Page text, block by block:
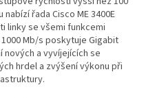
řada Cisco ME 3400E
linky se všemi funkcemi
Mb/s poskytuje Gigabit
nových a vyvíjejících se
hrdel a zvýšení výkonu při